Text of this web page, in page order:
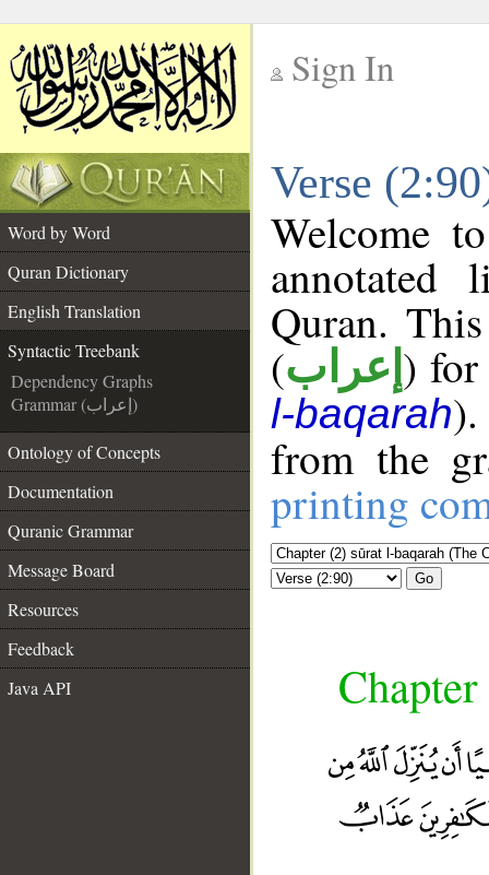
Sign In
Verse
Word by Word
Quran Dictionary
English Translation
Syntactic Treebank
Dependency Graphs
Grammar (إعراب)
Ontology of Concepts
Documentation
Quranic Grammar
Message Board
Resources
Feedback
Java API
Welcome
annotated
Quran.
(إعراب ) for
l-baqarah
from the
printing
Go